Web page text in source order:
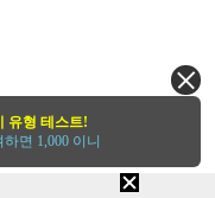
유형 테스트!
면 1,000 이니